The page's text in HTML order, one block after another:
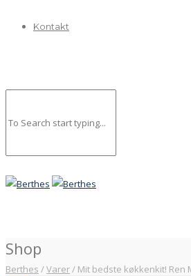
Kontakt
Shop
Berthes /Varer/ Mit bedste køkkenkit! Ren